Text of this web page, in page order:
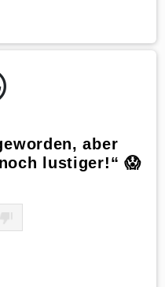
aber
lustiger!“ 😱